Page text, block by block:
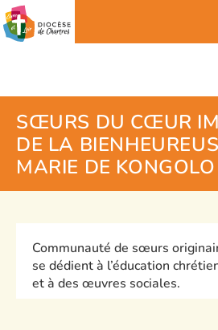
SŒURS DU CŒUR
DE LA
MARIE DE KONGOLO
Communauté de sœurs
se dédient à l’éducation
et à des œuvres sociales.